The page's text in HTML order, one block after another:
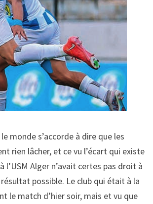
monde s’accorde à dire que les
rien lâcher, et ce vu l’écart qui existe
l’USM Alger n’avait certes pas droit à
possible. Le club qui était à la
le match d’hier soir, mais et vu que